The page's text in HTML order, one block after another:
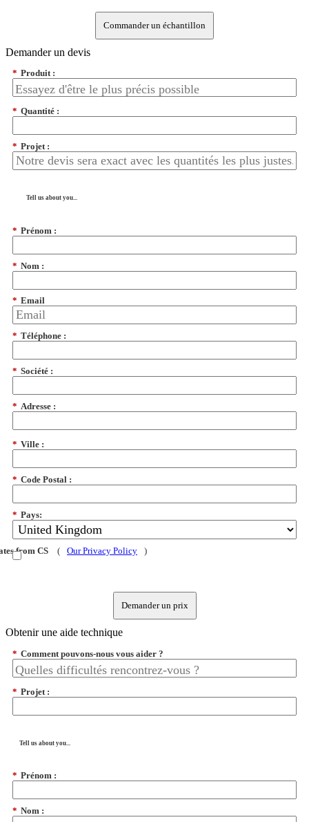
Commander un échantillon
Demander un devis
* Produit :
* Quantité :
* Projet :
Tell us about you...
* Prénom :
* Nom :
* Email
* Téléphone :
* Société :
* Adresse :
* Ville :
* Code Postal :
* Pays:
from CS ( Our Privacy Policy )
Demander un prix
Obtenir une aide technique
* Comment pouvons-nous vous aider ?
* Projet :
Tell us about you...
* Prénom :
* Nom :